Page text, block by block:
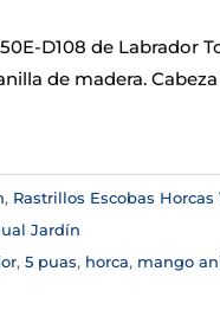
D108 de Labrador
de madera.
, Rastrillos Escobas Horcas
Jardín
,5 puas, horca, mango